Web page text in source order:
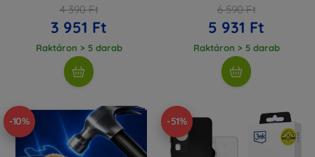
4 390 Ft
3 951 Ft
Raktáron > 5 darab
6 590 Ft
5 931 Ft
Raktáron > 5 darab
-10% -51%